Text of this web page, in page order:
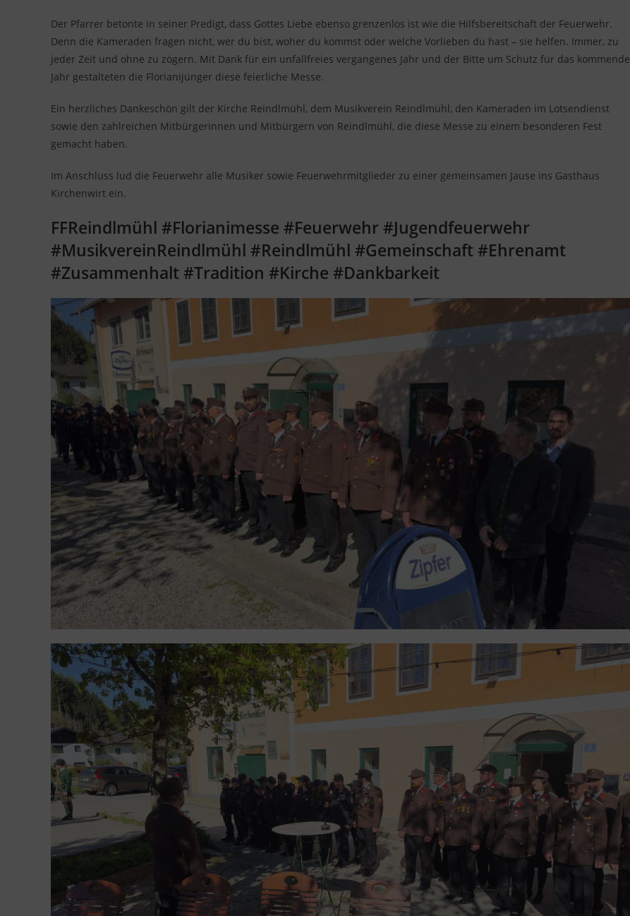
Der Pfarrer betonte in seiner Predigt, dass Gottes Liebe ebenso grenzenlos ist wie die Hilfsbereitschaft der Feuerwehr.
Denn die Kameraden fragen nicht, wer du bist, woher du kommst oder welche Vorlieben du hast – sie helfen. Immer, zu
jeder Zeit und ohne zu zögern. Mit Dank für ein unfallfreies vergangenes Jahr und der Bitte um Schutz für das kommende
Jahr gestalteten die Florianijünger diese feierliche Messe.
Ein herzliches Dankeschön gilt der Kirche Reindlmühl, dem Musikverein Reindlmühl, den Kameraden im Lotsendienst
sowie den zahlreichen Mitbürgerinnen und Mitbürgern von Reindlmühl, die diese Messe zu einem besonderen Fest
gemacht haben.
Im Anschluss lud die Feuerwehr alle Musiker sowie Feuerwehrmitglieder zu einer gemeinsamen Jause ins Gasthaus
Kirchenwirt ein.
FFReindlmühl #Florianimesse #Feuerwehr #Jugendfeuerwehr
#MusikvereinReindlmühl #Reindlmühl #Gemeinschaft #Ehrenamt
#Zusammenhalt #Tradition #Kirche #Dankbarkeit